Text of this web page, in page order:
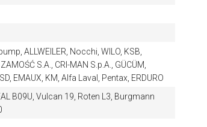
ALLWEILER, Nocchi, WILO, KSB,
S.A., CRI-MAN S.p.A., GÜCÜM,
EMAUX, KM, Alfa Laval, Pentax, ERDURO
B09U, Vulcan 19, Roten L3, Burgmann